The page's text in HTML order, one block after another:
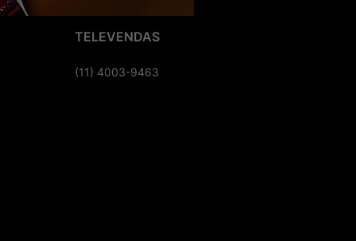
TELEVENDAS
(11) 4003-9463